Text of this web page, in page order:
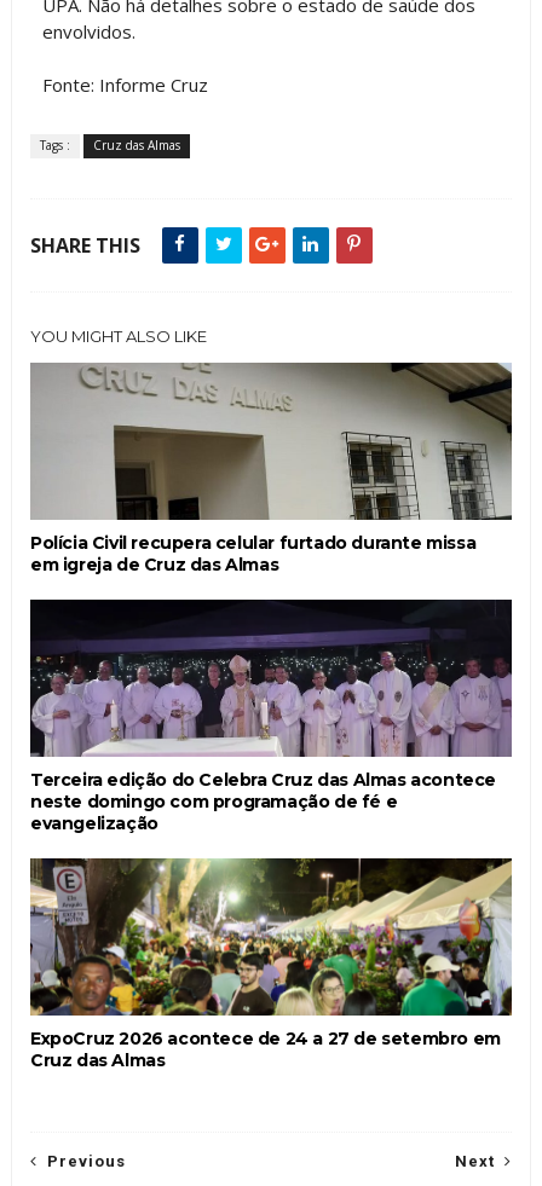
envolvidos.
Fonte: Informe Cruz
Tags : Cruz das Almas
SHARE THIS
YOU MIGHT ALSO LIKE
Polícia Civil recupera celular furtado durante missa
em igreja de Cruz das Almas
Terceira edição do Celebra Cruz das Almas acontece
neste domingo com programação de fé e
evangelização
ExpoCruz 2026 acontece de 24 a 27 de setembro em
Cruz das Almas
Next
Previous